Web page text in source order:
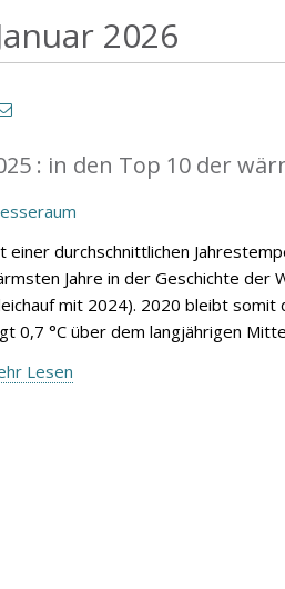
2026
: in den Top 10 der
einer durchschnittlichen
Jahre in der Geschichte der
mit 2024). 2020 bleibt somit
0,7 °C über dem langjährigen
Lesen